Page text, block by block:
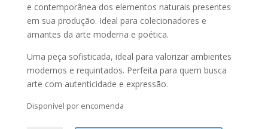
e contemporânea dos elementos naturais presentes
em sua produção. Ideal para colecionadores e
amantes da arte moderna e poética.
Uma peça sofisticada, ideal para valorizar ambientes
modernos e requintados. Perfeita para quem busca
arte com autenticidade e expressão.
Disponível por encomenda